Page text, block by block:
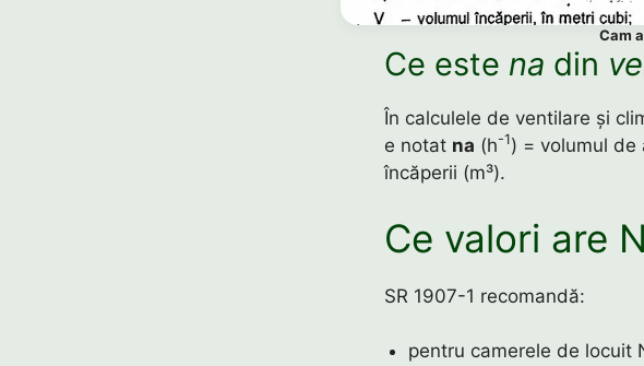
Cam
Ce este na din
În calculele de ventilare și
e notat na (h-1) = volumul de
încăperii (m³).
Ce valori are N
SR 1907-1 recomandă:
pentru camerele de locuit